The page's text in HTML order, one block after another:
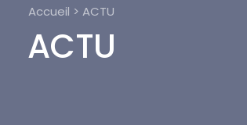
Accueil > ACTU
ACTU